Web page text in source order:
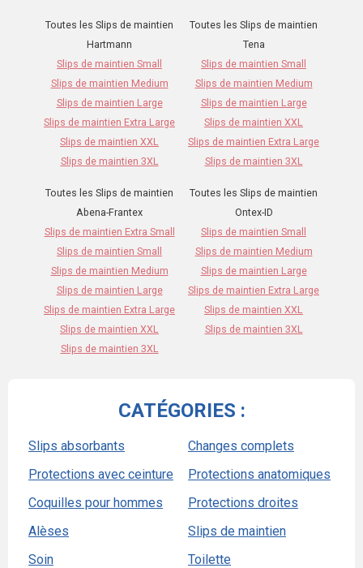
Toutes les Slips de maintien
Hartmann
Slips de maintien Small
Slips de maintien Medium
Slips de maintien Large
Slips de maintien Extra Large
Slips de maintien XXL
Slips de maintien 3XL
Toutes les Slips de maintien
Tena
Slips de maintien Small
Slips de maintien Medium
Slips de maintien Large
Slips de maintien XXL
Slips de maintien Extra Large
Slips de maintien 3XL
Toutes les Slips de maintien
Abena-Frantex
Slips de maintien Extra Small
Slips de maintien Small
Slips de maintien Medium
Slips de maintien Large
Slips de maintien Extra Large
Slips de maintien XXL
Slips de maintien 3XL
Toutes les Slips de maintien
Ontex-ID
Slips de maintien Small
Slips de maintien Medium
Slips de maintien Large
Slips de maintien Extra Large
Slips de maintien XXL
Slips de maintien 3XL
CATÉGORIES :
Slips absorbants
Changes complets
Protections avec ceinture
Protections anatomiques
Coquilles pour hommes
Protections droites
Alèses
Slips de maintien
Soin
Toilette